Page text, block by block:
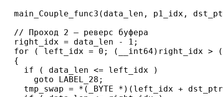
main_Couple_func3(data_len, p1_idx,
  // Проход 2 — реверс буфера
  right_idx = data_len - 1;
for ( left_idx = 0; (__int64)right_idx >
  {
    if ( data_len <= left_idx )
      goto LABEL_28;
tmp_swap = *(_BYTE *)(left_idx +